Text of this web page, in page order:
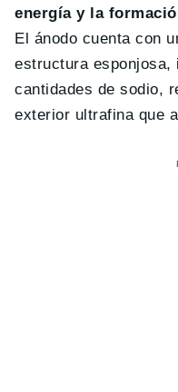
energía y la
El ánodo cuenta con
estructura esponjosa,
cantidades de sodio,
exterior ultrafina que